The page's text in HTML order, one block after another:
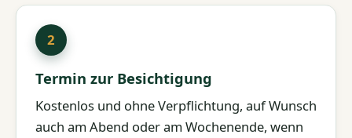
Termin zur Besichtigung
Kostenlos und ohne Verpflichtung, auf Wunsch
auch am Abend oder am Wochenende, wenn